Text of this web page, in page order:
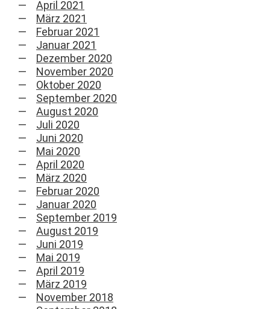
April 2021
März 2021
Februar 2021
Januar 2021
Dezember 2020
November 2020
Oktober 2020
September 2020
August 2020
Juli 2020
Juni 2020
Mai 2020
April 2020
März 2020
Februar 2020
Januar 2020
September 2019
August 2019
Juni 2019
Mai 2019
April 2019
März 2019
November 2018